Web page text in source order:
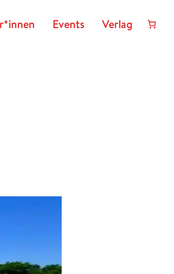
Events Verlag